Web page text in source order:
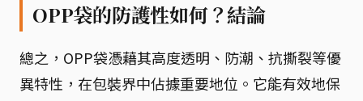
OPP袋的防護性如何？結論
總之，OPP袋憑藉其高度透明、防潮、抗撕裂等優
異特性，在包裝界中佔據重要地位。它能有效地保